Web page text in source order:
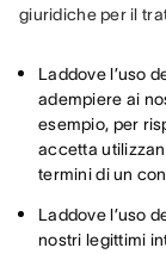
giuridiche per il
Laddove l’uso
adempiere ai
esempio, per
accetta
termini di un
Laddove l’uso
nostri legittimi